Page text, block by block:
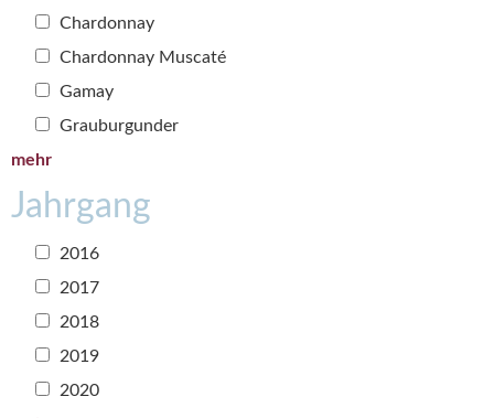
Chardonnay
Chardonnay Muscaté
Gamay
Grauburgunder
mehr
Jahrgang
2016
2017
2018
2019
2020